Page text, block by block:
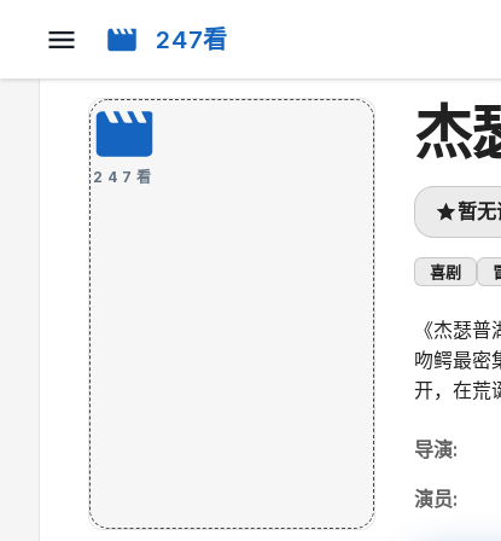
247看
247看
杰
暂无
喜剧
《杰瑟
吻鳄最密
开，在荒
导演:
演员: